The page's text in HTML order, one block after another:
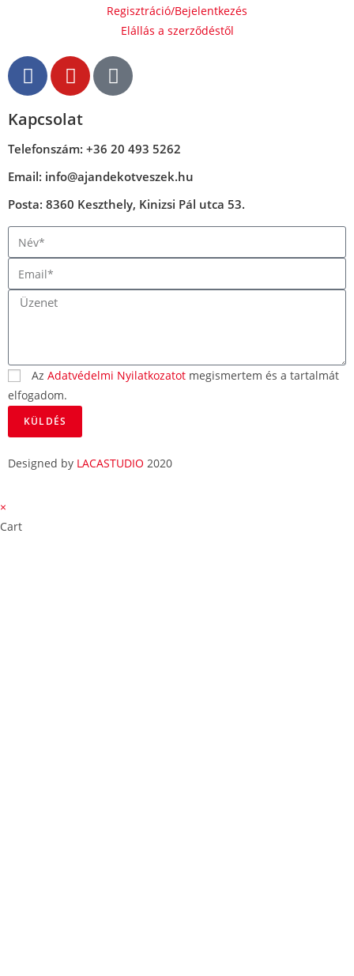
Regisztráció/Bejelentkezés
Elállás a szerződéstől
Kapcsolat
Telefonszám: +36 20 493 5262
Email: info@ajandekotveszek.hu
Posta: 8360 Keszthely, Kinizsi Pál utca 53.
Az Adatvédelmi Nyilatkozatot megismertem és a tartalmát
elfogadom.
KÜLDÉS
Designed by LACASTUDIO 2020
×
Cart